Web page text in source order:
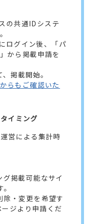
の共通IDシステ
ログイン後、「パ
から掲載申請を
掲載開始。
らもご確認いた
イミング
営による集計時
掲載可能なサイ
除・変更を希望す
ジより申請くだ